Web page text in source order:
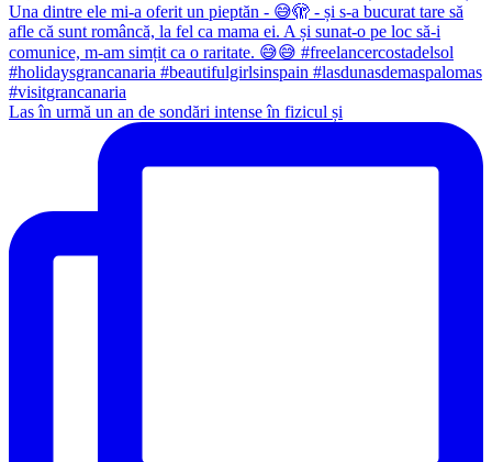
Las în urmă un an de sondări intense în fizicul și